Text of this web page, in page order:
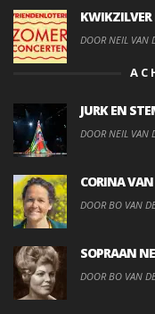
DOOR NEIL VAN
JURK EN
DOOR NEIL VAN
CORINA VAN
DOOR BO VAN
SOPRAAN
DOOR BO VAN